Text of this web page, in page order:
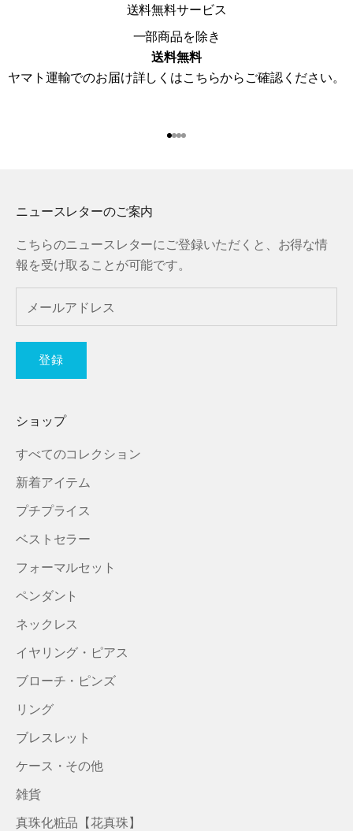
送料無料サービス
一部商品を除き
送料無料
ヤマト運輸でのお届け詳しくはこちらからご確認ください。
I18n Error: Missing
I18n Error: Missing
I18n Error: Missing
I18n Error: Missing
ニュースレターのご案内
こちらのニュースレターにご登録いただくと、お得な情
報を受け取ることが可能です。
登録
ショップ
すべてのコレクション
新着アイテム
プチプライス
ベストセラー
フォーマルセット
ペンダント
ネックレス
イヤリング・ピアス
ブローチ・ピンズ
リング
ブレスレット
ケース・その他
雑貨
真珠化粧品【花真珠】